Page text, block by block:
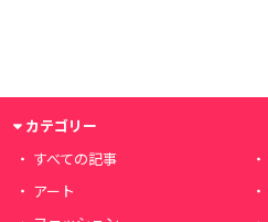
カテゴリー
すべての記事
アート